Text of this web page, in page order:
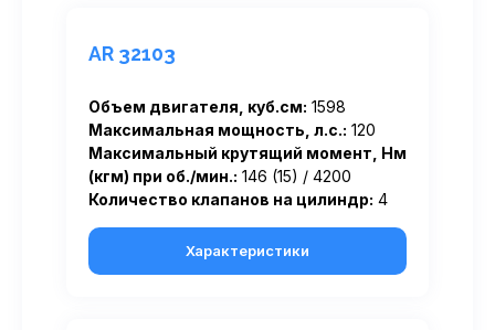
AR 32103
Объем двигателя, куб.см: 1598
Максимальная мощность, л.с.: 120
Максимальный крутящий момент, Нм
(кгм) при об./мин.: 146 (15) / 4200
Количество клапанов на цилиндр: 4
Характеристики